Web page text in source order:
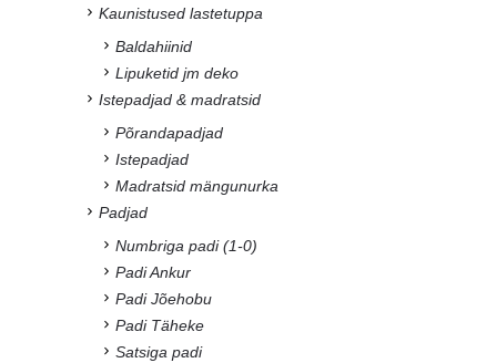
Kaunistused lastetuppa
Baldahiinid
Lipuketid jm deko
Istepadjad & madratsid
Põrandapadjad
Istepadjad
Madratsid mängunurka
Padjad
Numbriga padi (1-0)
Padi Ankur
Padi Jõehobu
Padi Täheke
Satsiga padi